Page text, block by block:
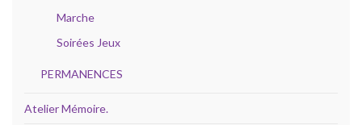
Marche
Soirées Jeux
PERMANENCES
Atelier Mémoire.